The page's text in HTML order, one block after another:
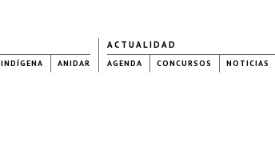
INDÍGENA ANIDAR
ACTUALIDAD
AGENDA CONCURSOS NOTICIAS